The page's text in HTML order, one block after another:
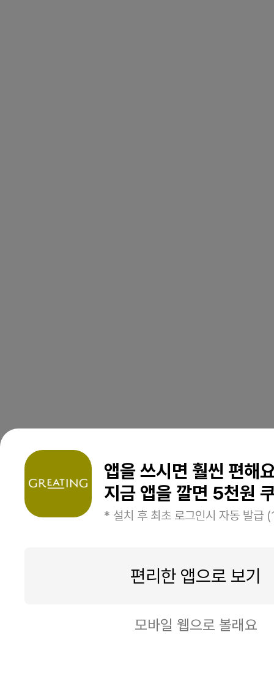
앱을 쓰시면 훨씬 편해
지금 앱을 깔면 5천원
* 설치 후 최초 로그인시 자동 발급
편리한 앱으로 보기
모바일 웹으로 볼래요